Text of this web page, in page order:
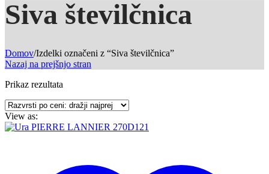
Siva številčnica
Domov/Izdelki označeni z “Siva številčnica”
Nazaj na prejšnjo stran
Prikaz rezultata
View as: